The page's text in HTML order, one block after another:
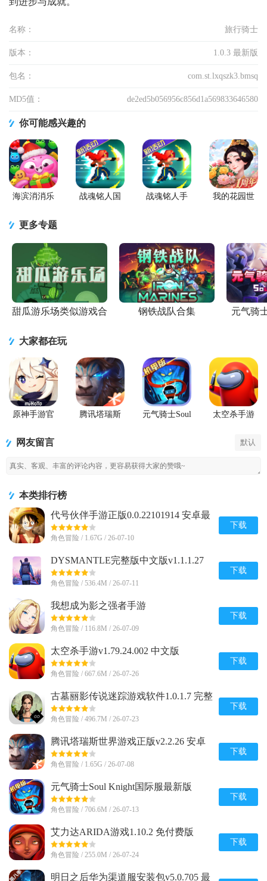
名称： 旅行骑士
版本： 1.0.3 最新版
包名： com.st.lxqszk3.bmsq
MD5值： de2ed5b056956c856d1a569833646580
你可能感兴趣的
海滨消消乐
战魂铭人国
战魂铭人手
我的花园世
更多专题
甜瓜游乐场类似游戏合
钢铁战队合集 元气骑
大家都在玩
原神手游官
腾讯塔瑞斯
元气骑士Soul
太空杀手游
网友留言 默认
本类排行榜
代号伙伴手游正版0.0.22101914 安卓最
新版
角色冒险 / 1.67G / 26-07-10
下载
DYSMANTLE完整版中文版v1.1.1.27
安卓免付费版
角色冒险 / 536.4M / 26-07-11
下载
我想成为影之强者手游
(Eminence)v1.0.7 安卓最新版
角色冒险 / 116.8M / 26-07-09
下载
太空杀手游v1.79.24.002 中文版
角色冒险 / 667.6M / 26-07-26
下载
古墓丽影传说迷踪游戏软件1.0.1.7 完整
版
角色冒险 / 496.7M / 26-07-23
下载
腾讯塔瑞斯世界游戏正版v2.2.26 安卓
最新版
角色冒险 / 1.65G / 26-07-08
下载
元气骑士Soul Knight国际服最新版
v8.4.0 安卓版
角色冒险 / 706.6M / 26-07-13
下载
艾力达ARIDA游戏1.10.2 免付费版
角色冒险 / 255.0M / 26-07-24
下载
明日之后华为渠道服安装包v5.0.705 最